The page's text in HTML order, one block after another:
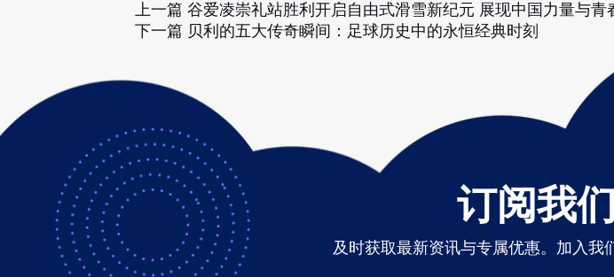
上一篇 谷爱凌崇礼站胜利开启自由式滑雪新纪元 展现中国力量与青
下一篇 贝利的五大传奇瞬间：足球历史中的永恒经典时刻
订阅我
及时获取最新资讯与专属优惠。加入我